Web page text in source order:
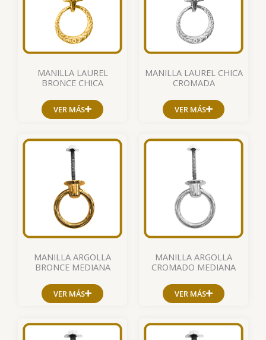
MANILLA LAUREL
BRONCE CHICA
VER MÁS
MANILLA LAUREL CHICA
CROMADA
VER MÁS
MANILLA ARGOLLA
BRONCE MEDIANA
VER MÁS
MANILLA ARGOLLA
CROMADO MEDIANA
VER MÁS